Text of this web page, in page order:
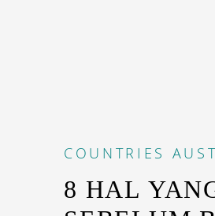
COUNTRIES
8 HAL